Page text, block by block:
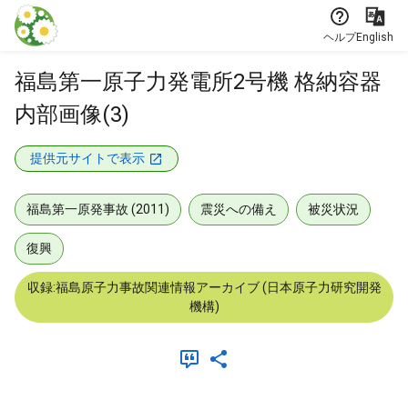
本文に飛ぶ
ヘルプEnglish
福島第一原子力発電所2号機 格納容器
内部画像(3)
提供元サイトで表示
福島第一原発事故 (2011) 震災への備え 被災状況
復興
収録:福島原子力事故関連情報アーカイブ (日本原子力研究開発
機構)